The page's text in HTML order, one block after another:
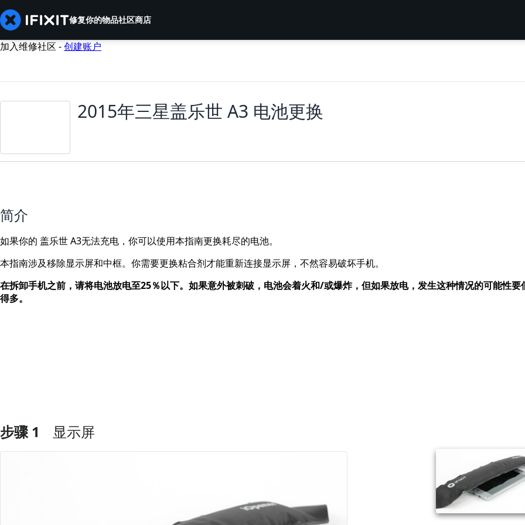
修复你的物品社区商店
加入维修社区 -创建账户
2015年三星盖乐世 A3 电池更换
简介
如果你的 盖乐世 A3无法充电，你可以使用本指南更换耗尽的电池。
本指南涉及移除显示屏和中框。你需要更换粘合剂才能重新连接显示屏，不然容易破坏手机。
在拆卸手机之前，请将电池放电至25％以下。如果意外被刺破，电池会着火和/或爆炸，但如果放电，发生这种情况的可能性要
得多。
步骤 1 显示屏